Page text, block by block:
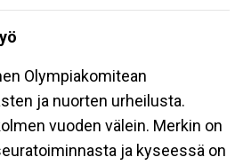
Olympiakomitean
ja nuorten urheilusta.
vuoden välein. Merkin on
ja kyseessä on